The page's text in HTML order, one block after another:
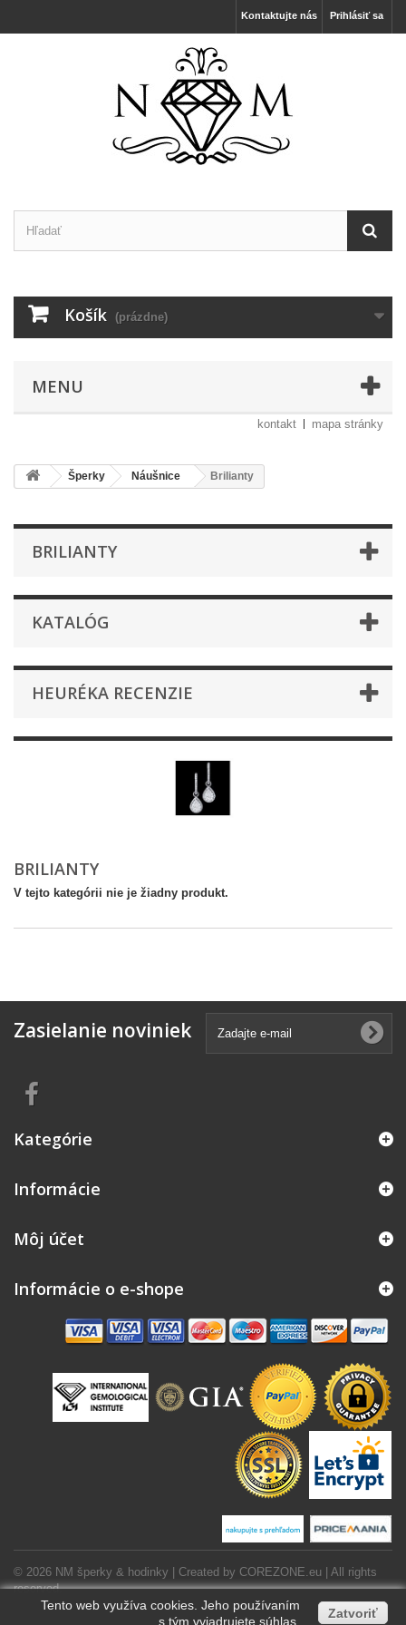
Prihlásiť sa
Kontaktujte nás
Košík (prázdne)
MENU
kontakt mapa stránky
Šperky Náušnice Brilianty
BRILIANTY
KATALÓG
HEURÉKA RECENZIE
BRILIANTY
V tejto kategórii nie je žiadny produkt.
Zasielanie noviniek
Kategórie
Informácie
© 2026 NM šperky & hodinky | Created by COREZONE.eu | All rights
reserved.
Môj účet
Informácie o e-shope
Tento web využíva cookies. Jeho používaním
s tým vyjadrujete súhlas.
Zatvoriť